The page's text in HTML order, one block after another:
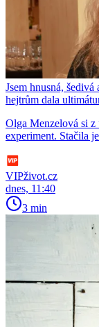
Jsem hnusná,
hejtrům dala
Olga Menzelová si z
experiment. Stačila
VIPživot.cz
dnes, 11:40
3 min